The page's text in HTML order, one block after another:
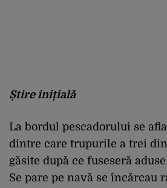
Știre inițială
La bordul pescadorului se
dintre care trupurile a trei
găsite după ce fuseseră
Se pare pe navă se încărcau